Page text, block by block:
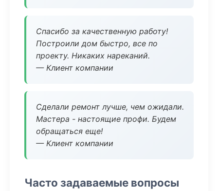
Спасибо за качественную работу!
Построили дом быстро, все по
проекту. Никаких нареканий.
— Клиент компании
Сделали ремонт лучше, чем ожидали.
Мастера - настоящие профи. Будем
обращаться еще!
— Клиент компании
Часто задаваемые вопросы